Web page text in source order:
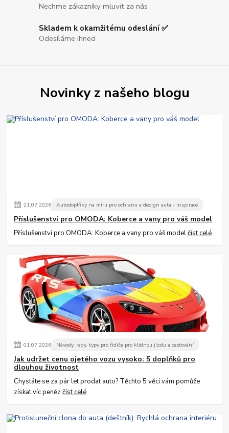
Nechme zákazníky mluvit za nás
Skladem k okamžitému odeslání ✅
Odesíláme ihned
Novinky z našeho blogu
21.07.2026 Autodoplňky na míru pro ochranu a design auta - inspirace
Příslušenství pro OMODA: Koberce a vany pro váš model
Příslušenství pro OMODA: Koberce a vany pro váš modelčíst celé
01.07.2026 Návody, rady, typy pro řidiče pro klidnou jízdu a cestování
Jak udržet cenu ojetého vozu vysoko: 5 doplňků pro
dlouhou životnost
Chystáte se za pár let prodat auto? Těchto 5 věcí vám pomůže
získat víc penězčíst celé